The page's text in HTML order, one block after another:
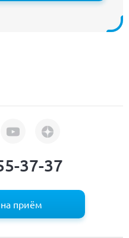
37-37
на приём